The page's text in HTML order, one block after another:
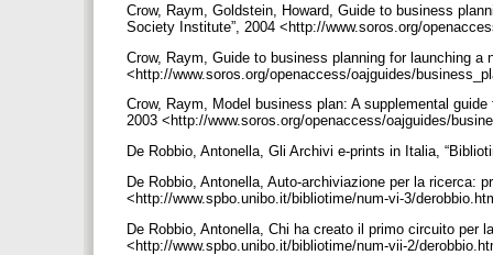
Crow, Raym, Goldstein, Howard, Guide to business
Society Institute”, 2004 <http://www.soros.org/
Crow, Raym, Guide to business planning for launching a
<http://www.soros.org/openaccess/oajguides/
Crow, Raym, Model business plan: A supplemental
2003 <http://www.soros.org/openaccess/oajguides/
De Robbio, Antonella, Gli Archivi e-prints in Italia,
De Robbio, Antonella, Auto-archiviazione per la ricerca:
<http://www.spbo.unibo.it/bibliotime/num-vi-3/
De Robbio, Antonella, Chi ha creato il primo circuito per
<http://www.spbo.unibo.it/bibliotime/num-vii-2/